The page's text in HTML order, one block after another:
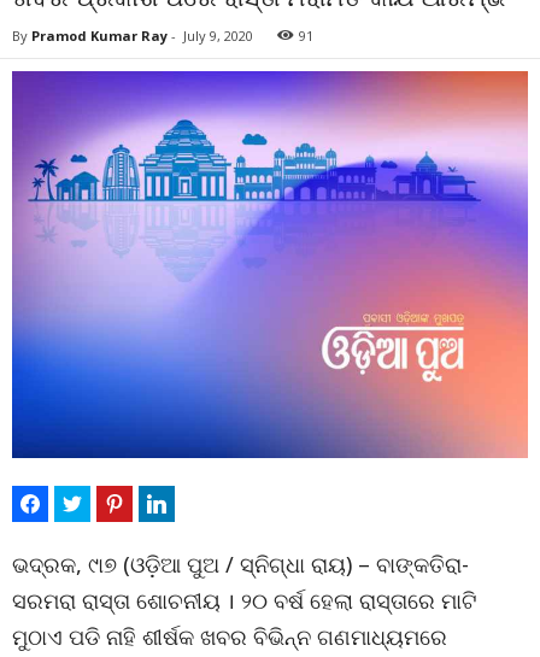
By Pramod Kumar Ray - July 9, 2020 91
ଭଦ୍ରକ, ୯ା୭ (ଓଡ଼ିଆ ପୁଅ / ସ୍ନିଗ୍ଧା ରାୟ) – ବାଙ୍କତିରା-
ସରମରା ରାସ୍ତା ଶୋଚନୀୟ । ୨୦ ବର୍ଷ ହେଲା ରାସ୍ତାରେ ମାଟି
ମୁଠାଏ ପଡି ନାହି ଶୀର୍ଷକ ଖବର ବିଭିନ୍ନ ଗଣମାଧ୍ୟମରେ